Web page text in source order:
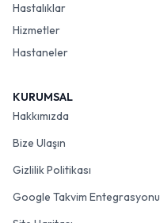
Hastalıklar
Hizmetler
Hastaneler
KURUMSAL
Hakkımızda
Bize Ulaşın
Gizlilik Politikası
Google Takvim Entegrasyonu